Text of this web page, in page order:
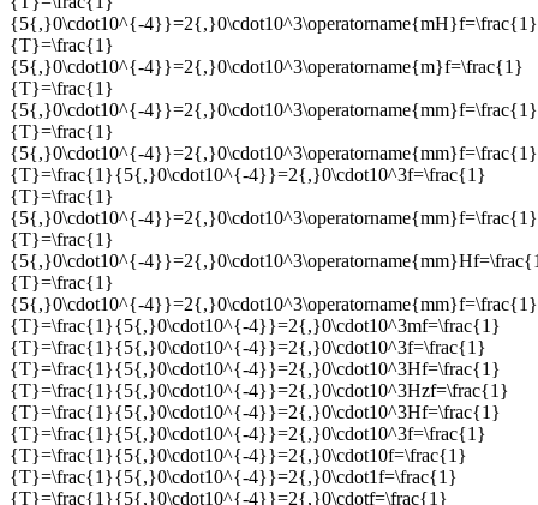
{5{,}0\cdot10^{-4}}=2{,}0\cdot10^3\operatorname{mH}f=\frac{1}
{T}=\frac{1}
{5{,}0\cdot10^{-4}}=2{,}0\cdot10^3\operatorname{m}f=\frac{1}
{T}=\frac{1}
{5{,}0\cdot10^{-4}}=2{,}0\cdot10^3\operatorname{mm}f=\frac{1}
{T}=\frac{1}
{5{,}0\cdot10^{-4}}=2{,}0\cdot10^3\operatorname{mm}f=\frac{1}
{T}=\frac{1}{5{,}0\cdot10^{-4}}=2{,}0\cdot10^3f=\frac{1}
{T}=\frac{1}
{5{,}0\cdot10^{-4}}=2{,}0\cdot10^3\operatorname{mm}f=\frac{1}
{T}=\frac{1}
{5{,}0\cdot10^{-
{T}=\frac{1}
{5{,}0\cdot10^{-4}}=2{,}0\cdot10^3\operatorname{mm}f=\frac{1}
{T}=\frac{1}{5{,}0\cdot10^{-4}}=2{,}0\cdot10^3mf=\frac{1}
{T}=\frac{1}{5{,}0\cdot10^{-4}}=2{,}0\cdot10^3f=\frac{1}
{T}=\frac{1}{5{,}0\cdot10^{-4}}=2{,}0\cdot10^3Hf=\frac{1}
{T}=\frac{1}{5{,}0\cdot10^{-4}}=2{,}0\cdot10^3Hzf=\frac{1}
{T}=\frac{1}{5{,}0\cdot10^{-4}}=2{,}0\cdot10^3Hf=\frac{1}
{T}=\frac{1}{5{,}0\cdot10^{-4}}=2{,}0\cdot10^3f=\frac{1}
{T}=\frac{1}{5{,}0\cdot10^{-4}}=2{,}0\cdot10f=\frac{1}
{T}=\frac{1}{5{,}0\cdot10^{-4}}=2{,}0\cdot1f=\frac{1}
{T}=\frac{1}{5{,}0\cdot10^{-4}}=2{,}0\cdotf=\frac{1}